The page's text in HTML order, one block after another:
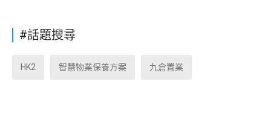
#話題搜尋
HK2 智慧物業保養方案 九倉置業